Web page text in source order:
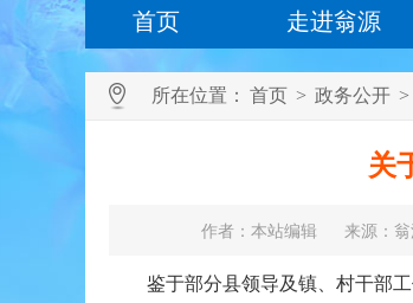
首页 走进翁源
所在位置： 首页 > 政务公开 >
关
作者：本站编辑 来源：
鉴于部分县领导及镇、村干部工